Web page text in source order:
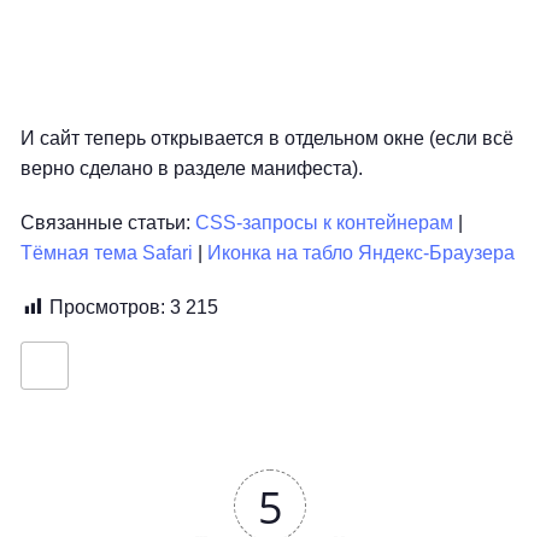
И сайт теперь открывается в отдельном окне (если всё
верно сделано в разделе манифеста).
Связанные статьи:CSS-запросы к контейнерам
Тёмная тема Safari
Иконка на табло Яндекс-Браузера
Просмотров: 3 215
5